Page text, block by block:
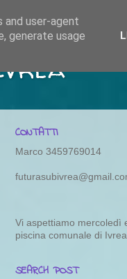
CONTATTI
Marco 3459769014
Vi aspettiamo mercoledì
piscina comunale di
SEARCH POST
and user-agent
generate usage